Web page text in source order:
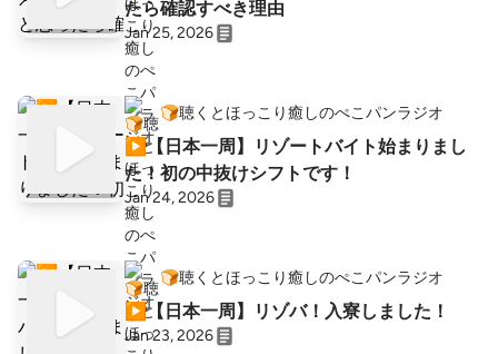
たら確認すべき理由
Jan 25, 2026
🍞聴くとほっこり癒しのぺこパンラジオ
▶︎【日本一周】リゾートバイト始まりまし
た！初の中抜けシフトです！
Jan 24, 2026
🍞聴くとほっこり癒しのぺこパンラジオ
▶︎【日本一周】リゾバ！入寮しました！
Jan 23, 2026